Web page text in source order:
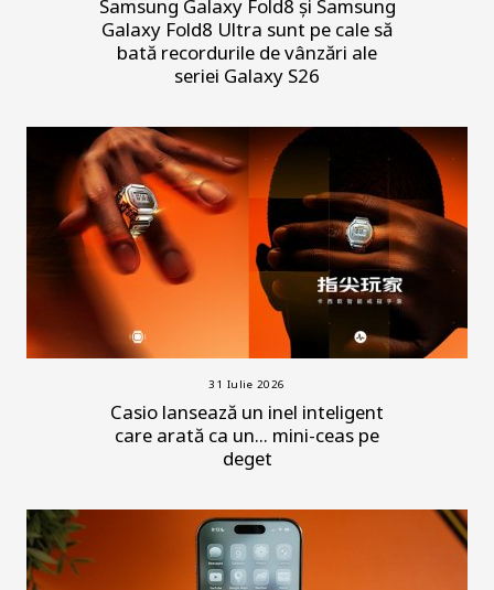
Samsung Galaxy Fold8 și Samsung
Galaxy Fold8 Ultra sunt pe cale să
bată recordurile de vânzări ale
seriei Galaxy S26
31 Iulie 2026
Casio lansează un inel inteligent
care arată ca un... mini-ceas pe
deget